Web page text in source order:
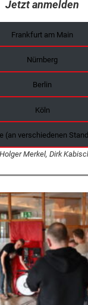
Jetzt anmelden
Frankfurt am Main
Nürnberg
Berlin
Köln
(an verschiedenen
Merkel, Dirk